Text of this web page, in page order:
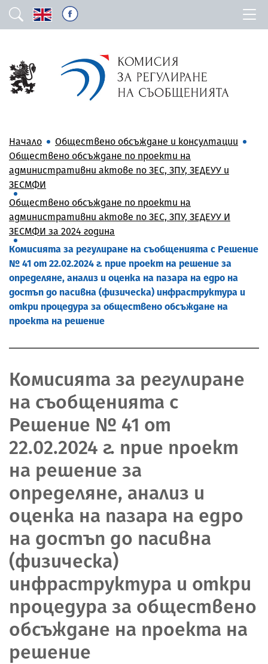
Начало
Обществено обсъждане и консултации
Обществено обсъждане по проекти на
административни актове по ЗЕС, ЗПУ, ЗЕДЕУУ и
ЗЕСМФИ
Обществено обсъждане по проекти на
административни актове по ЗЕС, ЗПУ, ЗЕДЕУУ И
ЗЕСМФИ за 2024 година
Комисията за регулиране на съобщенията с Решение
№ 41 от 22.02.2024 г. прие проект на решение за
определяне, анализ и оценка на пазара на едро на
достъп до пасивна (физическа) инфраструктура и
откри процедура за обществено обсъждане на
проекта на решение
Комисията за регулиране
на съобщенията с
Решение № 41 от
22.02.2024 г. прие проект
на решение за
определяне, анализ и
оценка на пазара на едро
на достъп до пасивна
(физическа)
инфраструктура и откри
процедура за обществено
обсъждане на проекта на
решение